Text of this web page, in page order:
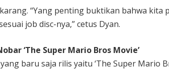
“Yang penting buktikan bahwa
job disc-nya,” cetus Dyan.
‘The Super Mario Bros Movie’
baru saja rilis yaitu ‘The Super Mario